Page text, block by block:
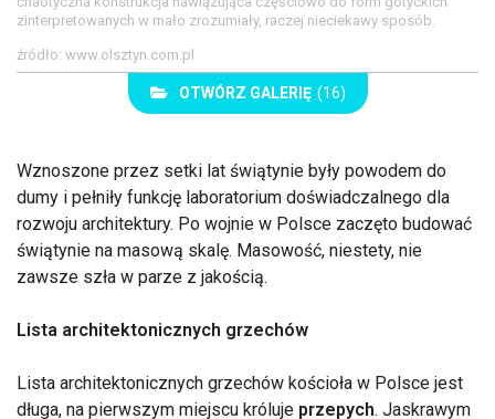
zinterpretowanych w mało zrozumiały, raczej nieciekawy sposób.
źródło: www.olsztyn.com.pl
OTWÓRZ GALERIĘ (16)
Wznoszone przez setki lat świątynie były powodem do
dumy i pełniły funkcję laboratorium doświadczalnego dla
rozwoju architektury. Po wojnie w Polsce zaczęto budować
świątynie na masową skalę. Masowość, niestety, nie
zawsze szła w parze z jakością.
Lista architektonicznych grzechów
Lista architektonicznych grzechów kościoła w Polsce jest
długa, na pierwszym miejscu króluje przepych. Jaskrawym